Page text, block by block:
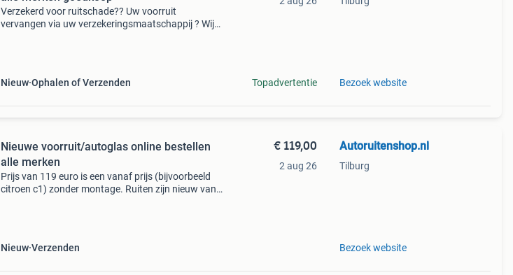
Verzekerd voor ruitschade?? Uw voorruit
vervangen via uw verzekeringsmaatschappij ? Wij
Nieuw Ophalen of Verzenden Topadvertentie Bezoek website
Nieuwe voorruit/autoglas online bestellen
alle merken
Prijs van 119 euro is een vanaf prijs (bijvoorbeeld
citroen c1) zonder montage. Ruiten zijn nieuw van
Nieuw Verzenden
€ 119,00
2 aug 26
Autoruitenshop.nl
Tilburg
Bezoek website